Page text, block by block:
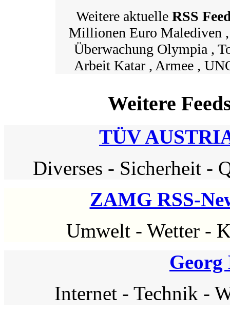
Weitere aktuelle RSS
Millionen Euro Malediven
Überwachung Olympia ,
Arbeit Katar , Armee ,
Weitere
TÜV
Diverses - Sicherheit-
ZAMG RSS-
Umwelt - Wetter -
Georg
Internet - Technik -